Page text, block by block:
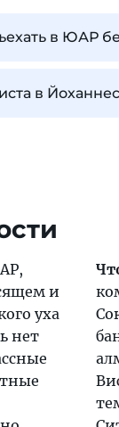
в ЮАР
в
и
уха
нет